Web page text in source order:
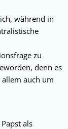
während in
zu
denn es
auch um
als